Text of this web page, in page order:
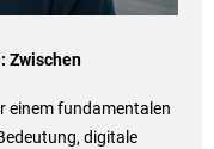
Zwischen
einem fundamentalen
digitale